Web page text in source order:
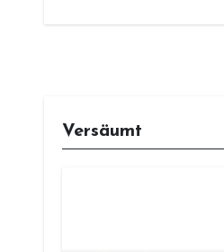
Versäumt